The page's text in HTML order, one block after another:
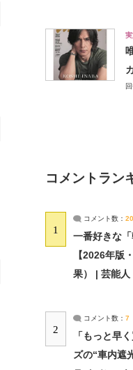
コメントラン
1
コメント数： 20
一番好きな
【2026年版
果） | 芸能人
2
コメント数： 7
「もっと早
ズの“車内